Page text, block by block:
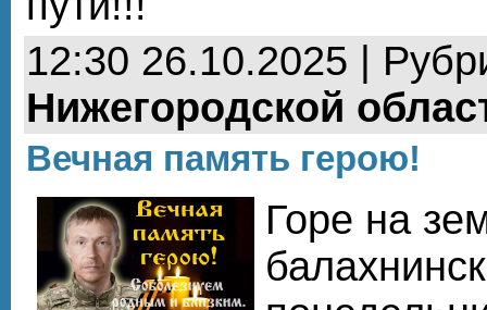
12:30 26.10.2025 |
Нижегородской
Вечная память герою!
Горе на